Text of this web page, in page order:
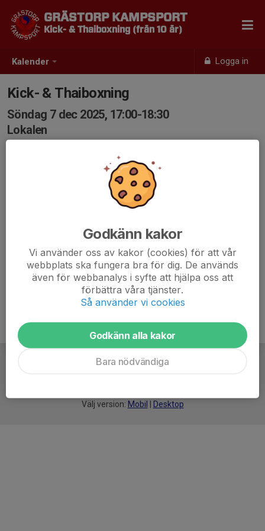
Kalender Logga in
GRÄSTORP KAMPSPORT
Kick- & Thaiboxning (från 10 år)
Kick- & Thaiboxning
Söndag 7 dec 2025, 17:00-18:30
Lokalen
Välj version: Mobil Desktop
Godkänn kakor
Vi använder oss av kakor (cookies) för att vår
webbplats ska fungera bra för dig. De används
även för webbanalys i syfte att hjälpa oss att
förbättra våra tjänster.
Så använder vi cookies
Godkänn alla kakor
Bara nödvändiga